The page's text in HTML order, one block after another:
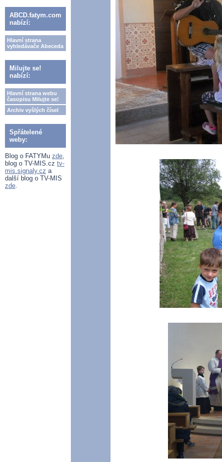
ABCD.fatym.com
nabízí:
Hlavní strana
vyhledávače Abeceda
Milujte se!
nabízí:
Hlavní strana webu
časopisu Milujte se!
Archiv vyšlých čísel
Spřátelené
weby:
Blog o FATYMu zde,
blog o TV-MIS.cz tv-
mis.signaly.cz a
další blog o TV-MIS
zde.